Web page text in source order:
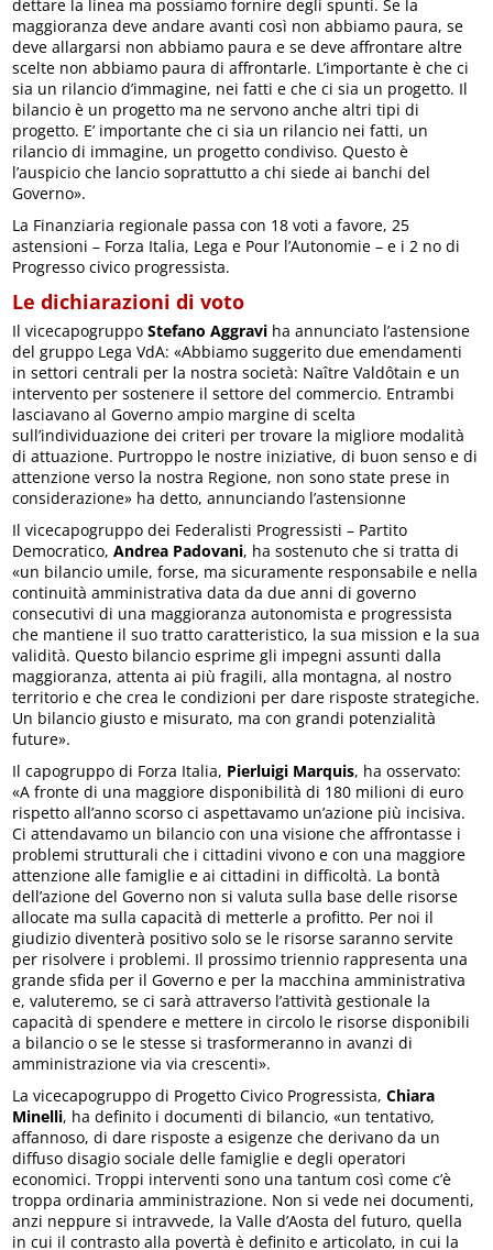
dettare la linea ma possiamo fornire degli spunti. Se la
maggioranza deve andare avanti così non abbiamo paura, se
deve allargarsi non abbiamo paura e se deve affrontare altre
scelte non abbiamo paura di affrontarle. L’importante è che ci
sia un rilancio d’immagine, nei fatti e che ci sia un progetto. Il
bilancio è un progetto ma ne servono anche altri tipi di
progetto. E’ importante che ci sia un rilancio nei fatti, un
rilancio di immagine, un progetto condiviso. Questo è
l’auspicio che lancio soprattutto a chi siede ai banchi del
Governo».
La Finanziaria regionale passa con 18 voti a favore, 25
astensioni – Forza Italia, Lega e Pour l’Autonomie – e i 2 no di
Progresso civico progressista.
Le dichiarazioni di voto
Il vicecapogruppoStefano Aggravi ha annunciato l’astensione
del gruppo Lega VdA: «Abbiamo suggerito due emendamenti
in settori centrali per la nostra società: Naître Valdôtain e un
intervento per sostenere il settore del commercio. Entrambi
lasciavano al Governo ampio margine di scelta
sull’individuazione dei criteri per trovare la migliore modalità
di attuazione. Purtroppo le nostre iniziative, di buon senso e di
attenzione verso la nostra Regione, non sono state prese in
considerazione» ha detto, annunciando l’astensionne
Il vicecapogruppo dei Federalisti Progressisti – Partito
Democratico,Andrea Padovani, ha sostenuto che si tratta di
«un bilancio umile, forse, ma sicuramente responsabile e nella
continuità amministrativa data da due anni di governo
consecutivi di una maggioranza autonomista e progressista
che mantiene il suo tratto caratteristico, la sua mission e la sua
validità. Questo bilancio esprime gli impegni assunti dalla
maggioranza, attenta ai più fragili, alla montagna, al nostro
territorio e che crea le condizioni per dare risposte strategiche.
Un bilancio giusto e misurato, ma con grandi potenzialità
future».
Il capogruppo di Forza Italia, Pierluigi Marquis, ha osservato:
«A fronte di una maggiore disponibilità di 180 milioni di euro
rispetto all’anno scorso ci aspettavamo un’azione più incisiva.
Ci attendavamo un bilancio con una visione che affrontasse i
problemi strutturali che i cittadini vivono e con una maggiore
attenzione alle famiglie e ai cittadini in difficoltà. La bontà
dell’azione del Governo non si valuta sulla base delle risorse
allocate ma sulla capacità di metterle a profitto. Per noi il
giudizio diventerà positivo solo se le risorse saranno servite
per risolvere i problemi. Il prossimo triennio rappresenta una
grande sfida per il Governo e per la macchina amministrativa
e, valuteremo, se ci sarà attraverso l’attività gestionale la
capacità di spendere e mettere in circolo le risorse disponibili
a bilancio o se le stesse si trasformeranno in avanzi di
amministrazione via via crescenti».
La vicecapogruppo di Progetto Civico Progressista,Chiara
Minelli, ha definito i documenti di bilancio, «un tentativo,
affannoso, di dare risposte a esigenze che derivano da un
diffuso disagio sociale delle famiglie e degli operatori
economici. Troppi interventi sono una tantum così come c’è
troppa ordinaria amministrazione. Non si vede nei documenti,
anzi neppure si intravvede, la Valle d’Aosta del futuro, quella
in cui il contrasto alla povertà è definito e articolato, in cui la